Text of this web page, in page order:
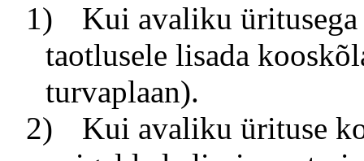
1)
Kui avaliku
taotlusele lisada
turvaplaan).
2)
Kui avaliku ürituse